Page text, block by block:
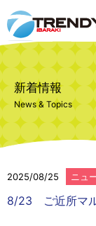
新着情報
News & Topics
2025/08/25 ニュ
8/23 ご近所マル